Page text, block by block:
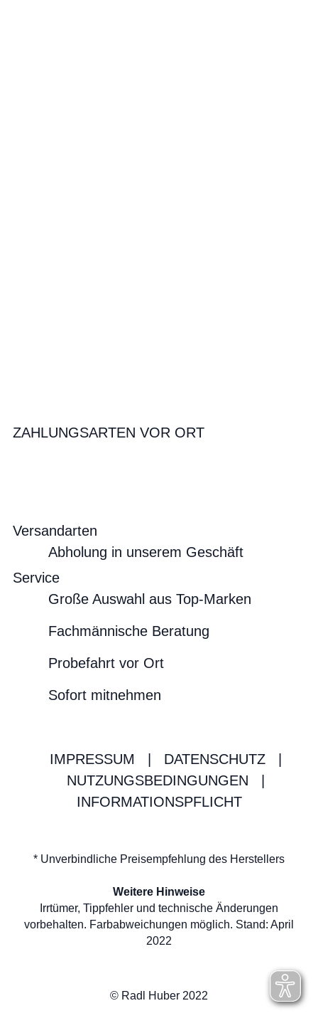
ZAHLUNGSARTEN VOR ORT
Versandarten
Abholung in unserem Geschäft
Service
Große Auswahl aus Top-Marken
Fachmännische Beratung
Probefahrt vor Ort
Sofort mitnehmen
IMPRESSUM DATENSCHUTZ
NUTZUNGSBEDINGUNGEN
INFORMATIONSPFLICHT
* Unverbindliche Preisempfehlung des Herstellers
Weitere Hinweise
Irrtümer, Tippfehler und technische Änderungen
vorbehalten. Farbabweichungen möglich. Stand: April
2022
© Radl Huber 2022